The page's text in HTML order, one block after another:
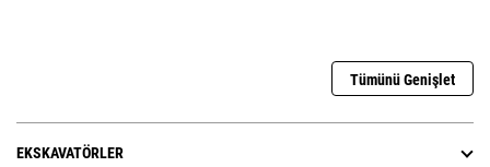
Tümünü Genişlet
EKSKAVATÖRLER